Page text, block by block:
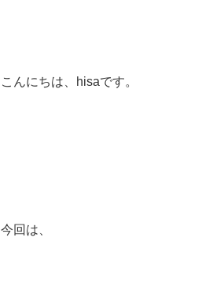
こんにちは、hisaです。
今回は、